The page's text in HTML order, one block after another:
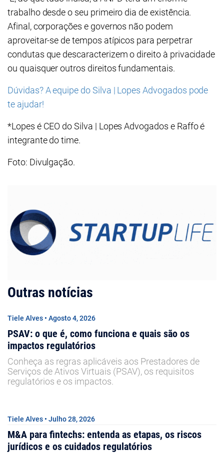
trabalho desde o seu primeiro dia de existência.
Afinal, corporações e governos não podem
aproveitar-se de tempos atípicos para perpetrar
condutas que descaracterizem o direito à privacidade
ou quaisquer outros direitos fundamentais.
Dúvidas? A equipe do Silva | Lopes Advogados pode
te ajudar!
*Lopes é CEO do Silva | Lopes Advogados e Raffo é
integrante do time.
Foto: Divulgação.
Outras notícias
Tiele Alves • Agosto 4, 2026
PSAV: o que é, como funciona e quais são os
impactos regulatórios
Conheça as regras aplicáveis aos Prestadores de
Serviços de Ativos Virtuais (PSAV), os requisitos
regulatórios e os impactos.
Tiele Alves • Julho 28, 2026
M&A para fintechs: entenda as etapas, os riscos
jurídicos e os cuidados regulatórios